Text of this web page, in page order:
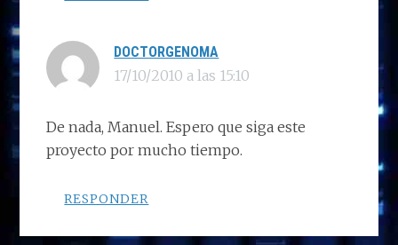
DOCTORGENOMA
17/10/2010 a las 15:10
De nada, Manuel. Espero que siga este
proyecto por mucho tiempo.
RESPONDER